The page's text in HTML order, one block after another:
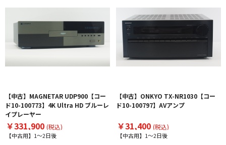
【中古】MAGNETAR UDP900【コー
ド10-100773】4K Ultra HD ブルーレ
イプレーヤー
￥331,900 (税込)
【中古用】1～2日後
【中古】ONKYO TX-NR1030【コー
ド10-100797】AVアンプ
￥31,400 (税込)
【中古用】1～2日後